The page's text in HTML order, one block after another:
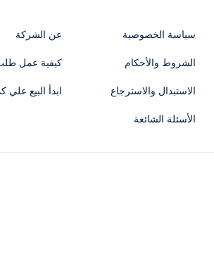
سياسة الخصوصية
الشروط والأحكام
الاستبدال والاسترجاع
الأسئلة الشائعة
عن الشركة
كيفية عمل
ابدأ البيع علي